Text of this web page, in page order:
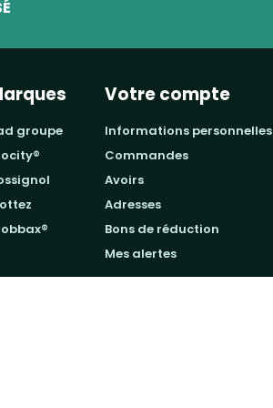
groupe
mottez
Votre compte
informations personnelles
commandes
avoirs
adresses
bons de réduction
mes alertes